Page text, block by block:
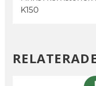
K150